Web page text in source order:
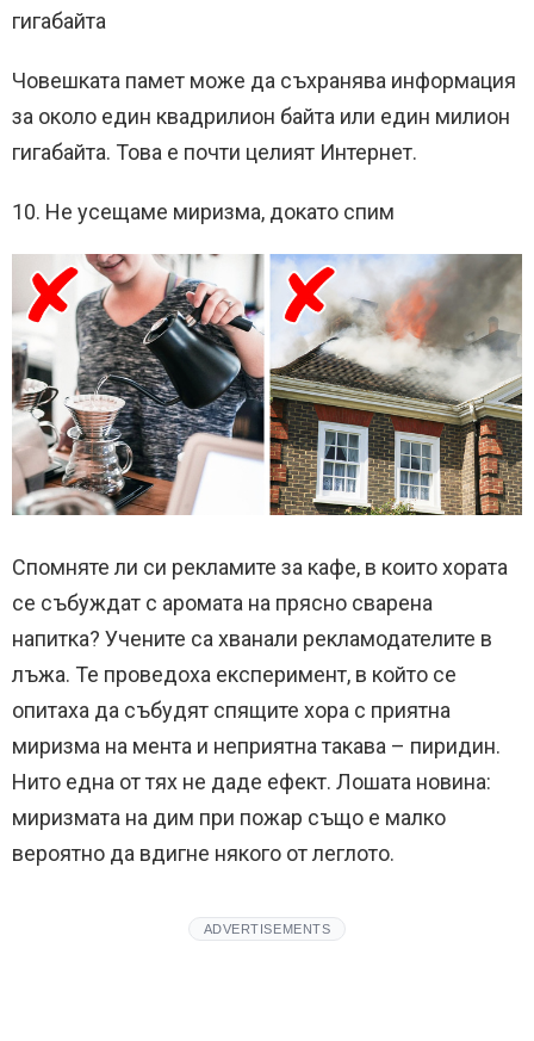
гигабайта
Човешката памет може да съхранява информация
за около един квадрилион байта или един милион
гигабайта. Това е почти целият Интернет.
10. Не усещаме миризма, докато спим
Спомняте ли си рекламите за кафе, в които хората
се събуждат с аромата на прясно сварена
напитка? Учените са хванали рекламодателите в
лъжа. Те проведоха експеримент, в който се
опитаха да събудят спящите хора с приятна
миризма на мента и неприятна такава – пиридин.
Нито една от тях не даде ефект. Лошата новина:
миризмата на дим при пожар също е малко
вероятно да вдигне някого от леглото.
ADVERTISEMENTS